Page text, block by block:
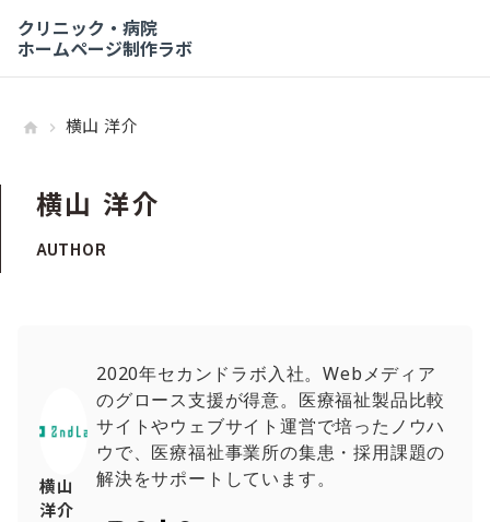
クリニック・病院
ホームページ制作ラボ
home keyboard_arrow_right 横山 洋介
横山 洋介
AUTHOR
横山
洋介
2020年セカンドラボ入社。Webメディア
のグロース支援が得意。医療福祉製品比較
サイトやウェブサイト運営で培ったノウハ
ウで、医療福祉事業所の集患・採用課題の
解決をサポートしています。